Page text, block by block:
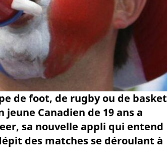
de foot, de rugby ou de basket
Canadien de 19 ans a
sa nouvelle appli qui entend
des matches se déroulant à